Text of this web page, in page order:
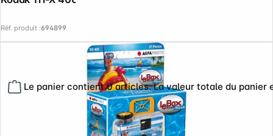
Le panier contient 0 articles. La valeur totale du panier
Réf. produit :694899